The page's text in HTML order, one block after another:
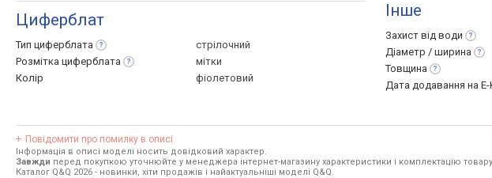
Циферблат
Тип циферблата
стрілочний
Розмітка циферблата
мітки
Колір
фіолетовий
Інше
Захист від води
Діаметр / ширина
Товщина
Дата додавання на
Повідомити про помилку в описі
Інформація в описі моделі носить довідковий характер.
Завжди перед покупкою уточнюйте у менеджера інтернет-магазину характеристики і комплектацію товару
Каталог Q&Q 2026 - новинки, хіти продажів і найактуальніші моделі Q&Q.